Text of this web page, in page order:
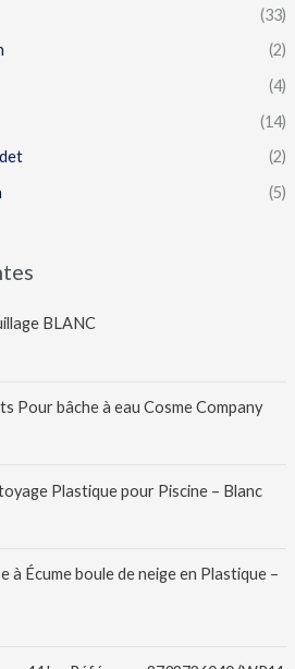
(33)
(2)
(4)
(14)
(2)
(5)
BLANC
Pour bâche à eau Cosme Company
Plastique pour Piscine – Blanc
à Écume boule de neige en Plastique –